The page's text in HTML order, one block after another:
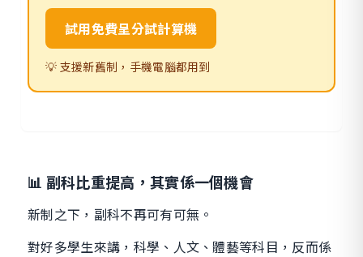
試用免費呈分試計算機
💡 支援新舊制，手機電腦都用到
📊 副科比重提高，其實係一個機會
新制之下，副科不再可有可無。
對好多學生來講，科學、人文、體藝等科目，反而係